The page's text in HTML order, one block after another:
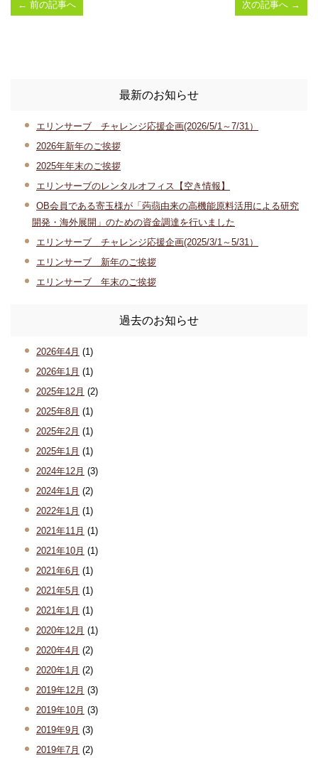
← 前の記事へ 次の記事へ →
最新のお知らせ
エリンサーブ チャレンジ応援企画(2026/5/1～7/31）
2026年新年のご挨拶
2025年年末のご挨拶
エリンサーブのレンタルオフィス【空き情報】
OB会員である寄玉様が「蒟蒻由来の高機能原料活用による研究
開発・海外展開」のための資金調達を行いました
エリンサーブ チャレンジ応援企画(2025/3/1～5/31）
エリンサーブ 新年のご挨拶
エリンサーブ 年末のご挨拶
過去のお知らせ
2026年4月 (1)
2026年1月 (1)
2025年12月 (2)
2025年8月 (1)
2025年2月 (1)
2025年1月 (1)
2024年12月 (3)
2024年1月 (2)
2022年1月 (1)
2021年11月 (1)
2021年10月 (1)
2021年6月 (1)
2021年5月 (1)
2021年1月 (1)
2020年12月 (1)
2020年4月 (2)
2020年1月 (2)
2019年12月 (3)
2019年10月 (3)
2019年9月 (3)
2019年7月 (2)